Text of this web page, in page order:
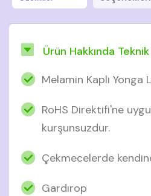
Ürün Hakkında
Melamin Kaplı Yonga
RoHS Direktifi'ne
kurşunsuzdur.
Çekmecelerde
Gardırop